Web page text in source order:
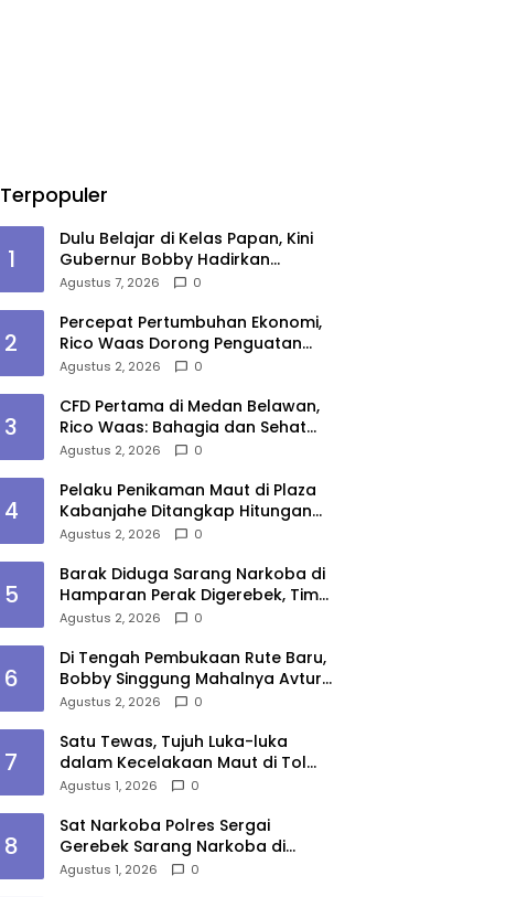
Terpopuler
1
Dulu Belajar di Kelas Papan, Kini
Gubernur Bobby Hadirkan
Gedung Sekolah Permanen
Agustus 7, 2026 0
2
Percepat Pertumbuhan Ekonomi,
Rico Waas Dorong Penguatan
Sinergi Pemko-DPRD Medan
Agustus 2, 2026 0
3
CFD Pertama di Medan Belawan,
Rico Waas: Bahagia dan Sehat
Harus Menjangkau Seluruh Sudut
Agustus 2, 2026 0
4
Pelaku Penikaman Maut di Plaza
Kabanjahe Ditangkap Hitungan
Menit, Polisi Dalami Motif
Agustus 2, 2026 0
5
Barak Diduga Sarang Narkoba di
Hamparan Perak Digerebek, Tim
Gabungan Musnahkan Lokasi
Agustus 2, 2026 0
6
Di Tengah Pembukaan Rute Baru,
Bobby Singgung Mahalnya Avtur
Kualanamu
Agustus 2, 2026 0
7
Satu Tewas, Tujuh Luka-luka
dalam Kecelakaan Maut di Tol
Medan–Tebing Tinggi
Agustus 1, 2026 0
8
Sat Narkoba Polres Sergai
Gerebek Sarang Narkoba di
Sungai Buaya, Satu Terduga
Agustus 1, 2026 0